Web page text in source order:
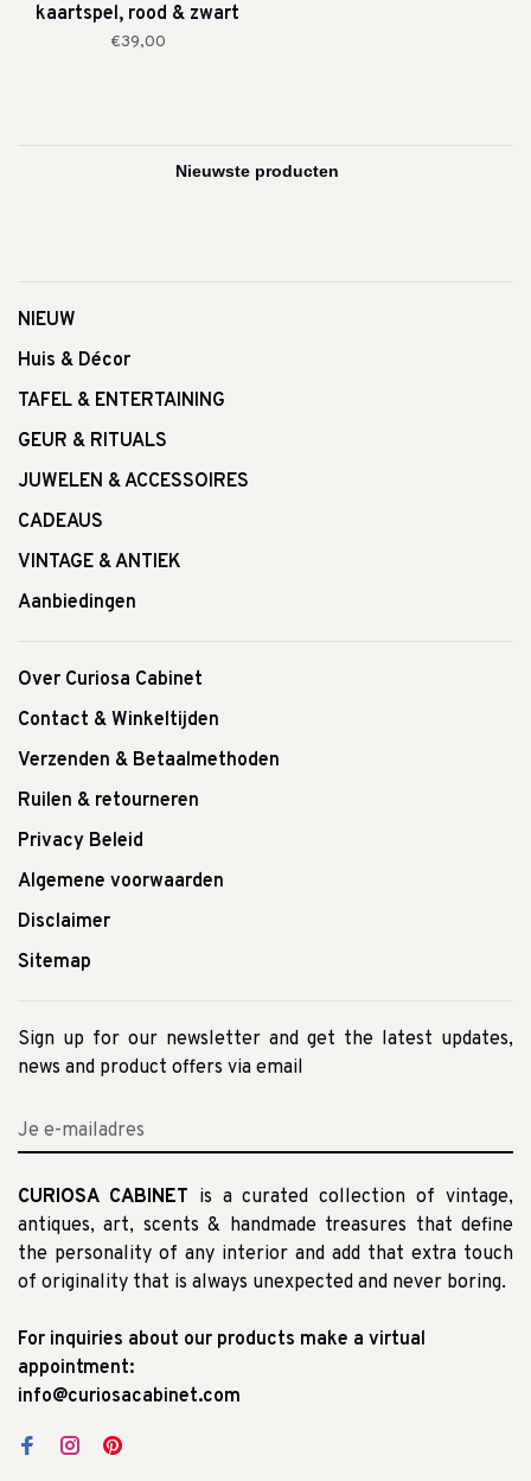
kaartspel, rood & zwart
€39,00
NIEUW
Huis & Décor
TAFEL & ENTERTAINING
GEUR & RITUALS
JUWELEN & ACCESSOIRES
CADEAUS
VINTAGE & ANTIEK
Aanbiedingen
Over Curiosa Cabinet
Contact & Winkeltijden
Verzenden & Betaalmethoden
Ruilen & retourneren
Privacy Beleid
Algemene voorwaarden
Disclaimer
Sitemap
Sign up for our newsletter and get the latest updates,
news and product offers via email
CURIOSA CABINET is a curated collection of vintage,
antiques, art, scents & handmade treasures that define
the personality of any interior and add that extra touch
of originality that is always unexpected and never boring.
For inquiries about our products make a virtual
appointment:
info@curiosacabinet.com